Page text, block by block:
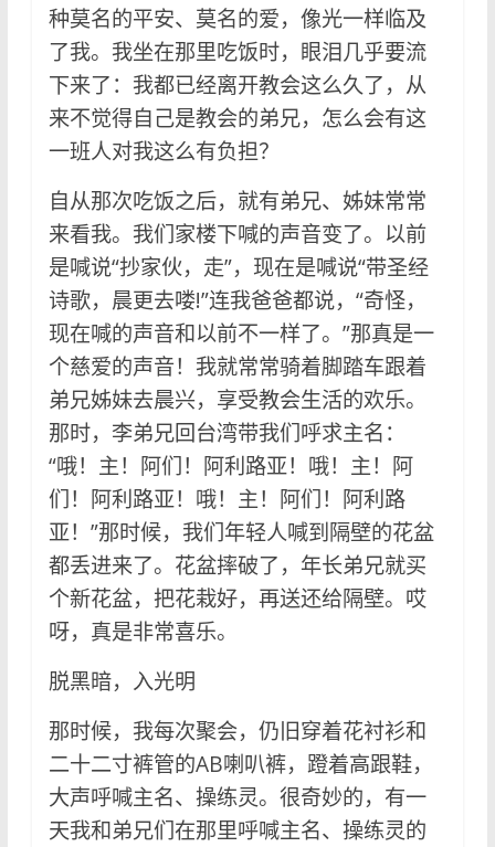
种莫名的平安、莫名的爱，像光一样临及
了我。我坐在那里吃饭时，眼泪几乎要流
下来了：我都已经离开教会这么久了，从
来不觉得自己是教会的弟兄，怎么会有这
一班人对我这么有负担？
自从那次吃饭之后，就有弟兄、姊妹常常
来看我。我们家楼下喊的声音变了。以前
是喊说“抄家伙，走”，现在是喊说“带圣经
诗歌，晨更去喽!”连我爸爸都说，“奇怪，
现在喊的声音和以前不一样了。”那真是一
个慈爱的声音！我就常常骑着脚踏车跟着
弟兄姊妹去晨兴，享受教会生活的欢乐。
那时，李弟兄回台湾带我们呼求主名：
“哦！主！阿们！阿利路亚！哦！主！阿
们！阿利路亚！哦！主！阿们！阿利路
亚！”那时候，我们年轻人喊到隔壁的花盆
都丢进来了。花盆摔破了，年长弟兄就买
个新花盆，把花栽好，再送还给隔壁。哎
呀，真是非常喜乐。
脱黑暗，入光明
那时候，我每次聚会，仍旧穿着花衬衫和
二十二寸裤管的AB喇叭裤，蹬着高跟鞋，
大声呼喊主名、操练灵。很奇妙的，有一
天我和弟兄们在那里呼喊主名、操练灵的